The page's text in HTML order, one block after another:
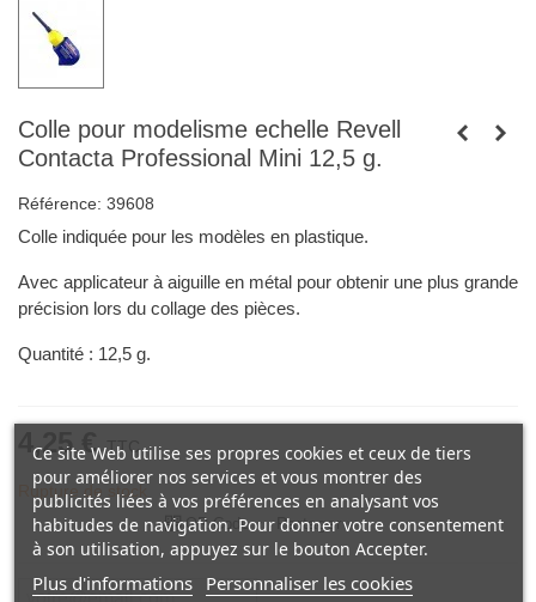
Colle pour modelisme echelle Revell
Contacta Professional Mini 12,5 g.
Référence: 39608
Colle indiquée pour les modèles en plastique.
Avec applicateur à aiguille en métal pour obtenir une plus grande
précision lors du collage des pièces.
Quantité : 12,5 g.
4,25 € TTC
Rupture de stock
QR Code Partager
Ce site Web utilise ses propres cookies et ceux de tiers
pour améliorer nos services et vous montrer des
publicités liées à vos préférences en analysant vos
habitudes de navigation. Pour donner votre consentement
à son utilisation, appuyez sur le bouton Accepter.
Plus d'informations Personnaliser les cookies